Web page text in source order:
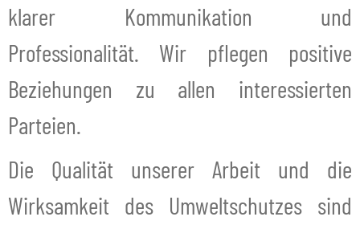
klarer Kommunikation und
Professionalität. Wir pflegen positive
Beziehungen zu allen interessierten
Parteien.
Die Qualität unserer Arbeit und die
Wirksamkeit des Umweltschutzes sind